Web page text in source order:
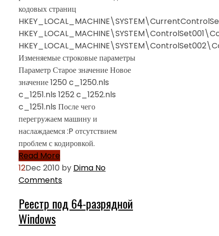
кодовых страниц
Изменяемые строковые параметры
Параметр Старое значение Новое
значение 1250 c_1250.nls
c_1251.nls 1252 c_1252.nls
c_1251.nls После чего
перегружаем машину и
наслаждаемся :P отсутствием
проблем с кодировкой.
Read More
12Dec 2010 by Dima No
Comments
Реестр под 64-разрядной
Windows